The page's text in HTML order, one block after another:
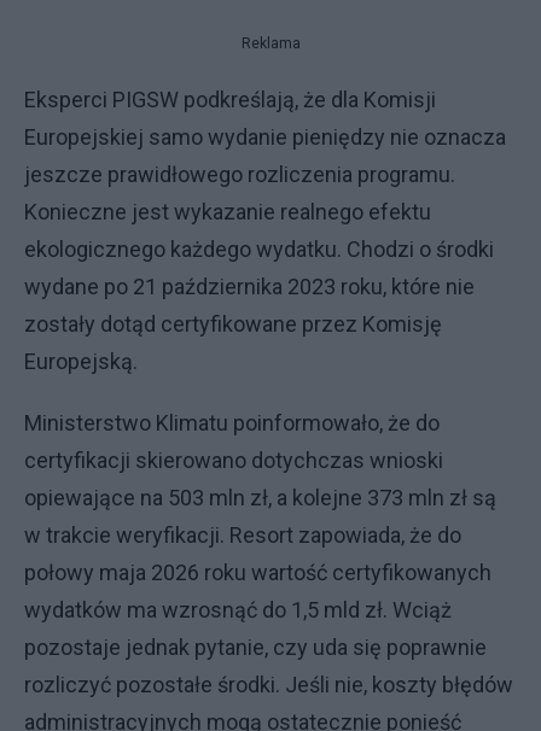
Reklama
Eksperci PIGSW podkreślają, że dla Komisji
Europejskiej samo wydanie pieniędzy nie oznacza
jeszcze prawidłowego rozliczenia programu.
Konieczne jest wykazanie realnego efektu
ekologicznego każdego wydatku. Chodzi o środki
wydane po 21 października 2023 roku, które nie
zostały dotąd certyfikowane przez Komisję
Europejską.
Ministerstwo Klimatu poinformowało, że do
certyfikacji skierowano dotychczas wnioski
opiewające na 503 mln zł, a kolejne 373 mln zł są
w trakcie weryfikacji. Resort zapowiada, że do
połowy maja 2026 roku wartość certyfikowanych
wydatków ma wzrosnąć do 1,5 mld zł. Wciąż
pozostaje jednak pytanie, czy uda się poprawnie
rozliczyć pozostałe środki. Jeśli nie, koszty błędów
administracyjnych mogą ostatecznie ponieść